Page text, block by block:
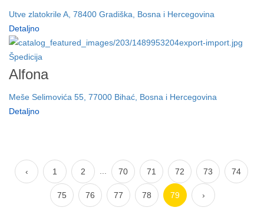
Utve zlatokrile A, 78400 Gradiška, Bosna i Hercegovina
Detaljno
Špedicija
Alfona
Meše Selimovića 55, 77000 Bihać, Bosna i Hercegovina
Detaljno
‹ 1 2 70 71 72 73 74
75 76 77 78 79 ›